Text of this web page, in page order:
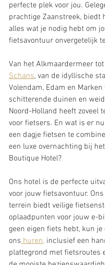
perfecte plek voor jou.
prachtige Zaanstreek, biedt
alles wat je nodig hebt om
fietsavontuur onvergetelijk
Van het Alkmaardermeer
Schans, van de idyllische
Volendam, Edam en Marken
schitterende duinen en
Noord-Holland heeft zoveel
voor fietsers. En wat is er
een dagje fietsen te
een luxe overnachting bij
Boutique Hotel?
Ons hotel is de perfecte
voor jouw fietsavontuur. Ons
terrein biedt veilige
oplaadpunten voor jouw e-
geen eigen fiets hebt, kun je
ons huren, inclusief een
plattegrond met fietsroutes